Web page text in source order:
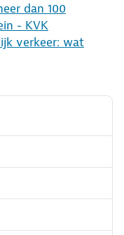
dan 100
- KVK
verkeer: wat